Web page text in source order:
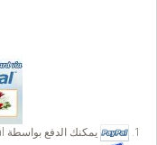
يمكنك الدفع بواسطة PayPal